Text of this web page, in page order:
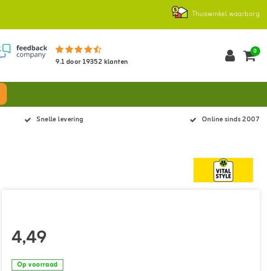
Thuiswinkel waarborg
9.1door19352klanten
0
Snelle levering Online sinds 2007
4,49
Op voorraad